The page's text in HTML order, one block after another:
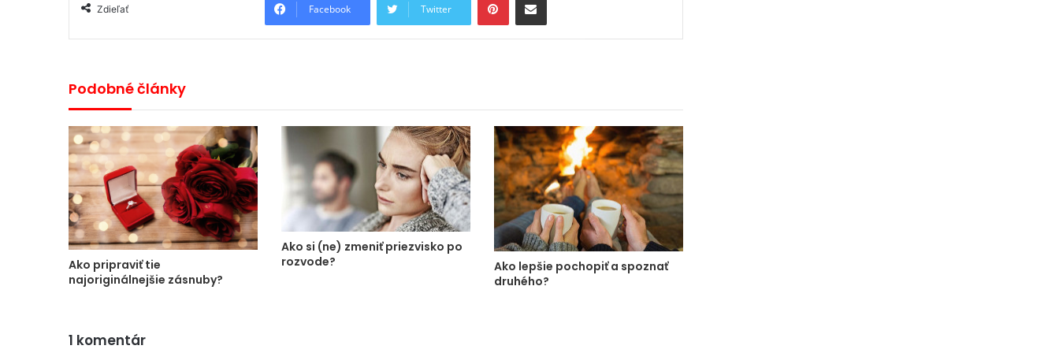
Zdieľať Facebook Twitter
Podobné články
Ako pripraviť tie
najoriginálnejšie zásnuby?
Ako si (ne) zmeniť priezvisko po
rozvode?
Ako lepšie pochopiť a spoznať
druhého?
1 komentár